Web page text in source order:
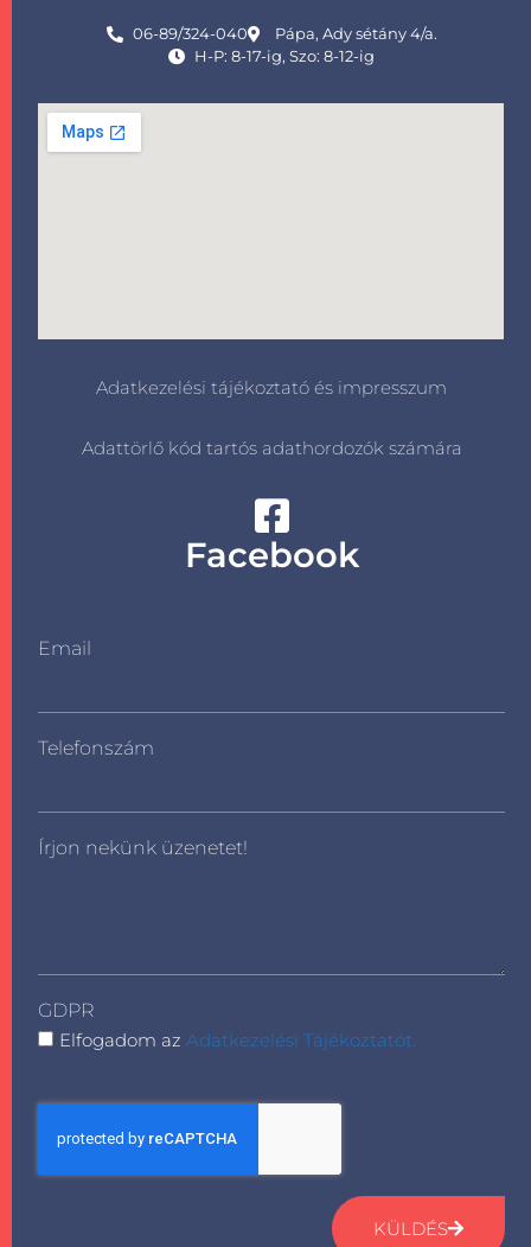
06-89/324-040
Pápa, Ady sétány 4/a.
H-P: 8-17-ig, Szo: 8-12-ig
Adatkezelési tájékoztató és impresszum
Adattörlő kód tartós adathordozók számára
Facebook
Email
Telefonszám
Írjon nekünk üzenetet!
GDPR
Elfogadom azAdatkezelési Tájékoztatót.
KÜLDÉS